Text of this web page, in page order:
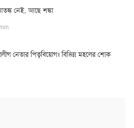
নেই, আছে শঙ্কা
নেতার পিতৃবিয়োগঃ বিভিন্ন মহলের শোক